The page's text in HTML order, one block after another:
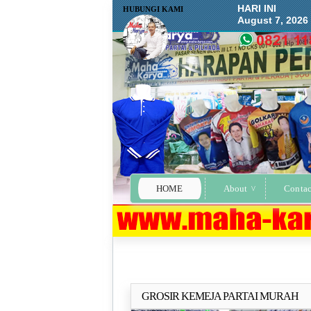
HOME About
HUBUNGI KAMI
HARI INI
August 7, 2026
GROSIR KEMEJA PARTAI MURAH